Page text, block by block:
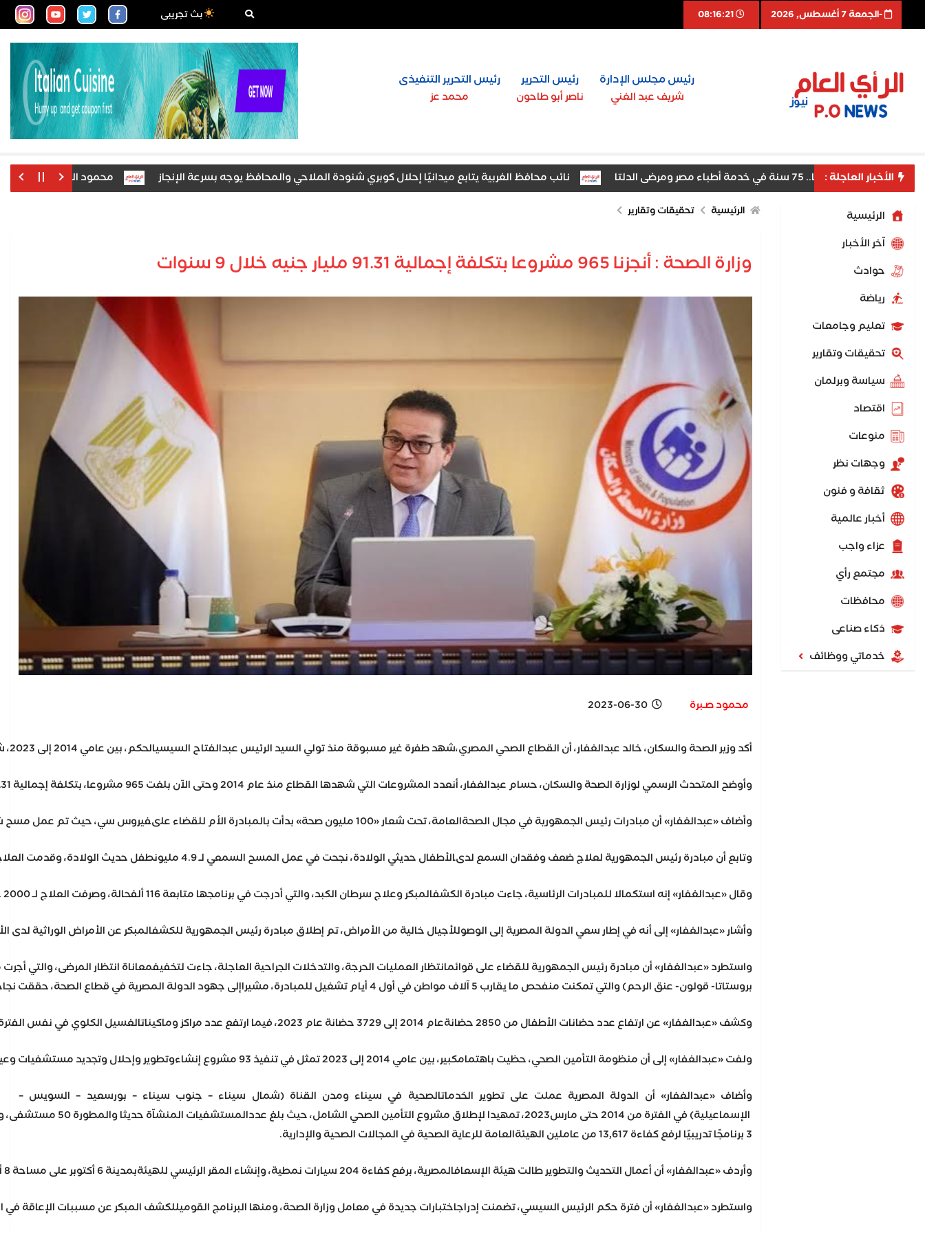
-الجمعة 7 أغسطس, 2026 08:16:22 بث تجريبى
رئيس مجلس الإدارة
شريف عبد الغني
رئيس التحرير
ناصر أبو طاحون
رئيس التحرير التنفيذى
محمد عز
الأخبار العاجلة :
75 سنة في خدمة أطباء مصر ومرضى الدلتا نائب محافظ الغربية يتابع ميدانيًا إحلال كوبري شنودة الملاحي والمحافظ يوجه بسرعة الإنجاز محمود الشاذلي يكتب: بسيون
الرئيسية
اّخر الأخبار
حوادث
رياضة
تعليم وجامعات
تحقيقات وتقارير
سياسة وبرلمان
اقتصاد
منوعات
وجهات نظر
ثقافة و فنون
أخبار عالمية
عزاء واجب
مجتمع رأي
محافظات
ذكاء صناعى
خدماتي ووظائف
الرئيسية تحقيقات وتقارير
وزارة الصحة : أنجزنا 965 مشروعا بتكلفة إجمالية 91.31 مليار جنيه خلال 9 سنوات
محمود صـبرة 2023-06-30
أكد وزير الصحة والسكان، خالد عبدالغفار، أن القطاع الصحي المصري،شهد طفرة غير مسبوقة منذ تولي السيد الرئيس عبدالفتاح السيسيالحكم، بين عامي 2014 إلى 2023، شملت جميع المجالات، سواء فيالبناء أو التطوير أو العلاج، وكانت في مجملها، تسعى إلى الارتقاءبمستوى جودة حياة المواطن، وبناء الإنسان المصري، وتحقيق رؤية«مصر 2030».
وأوضح المتحدث الرسمي لوزارة الصحة والسكان، حسام عبدالغفار، أنعدد المشروعات التي شهدها القطاع منذ عام 2014 وحتى الآن بلغت 965 مشروعا، بتكلفة إجمالية 91.31 مليار جنيه، بينهم296 مشروع إنشاءجديد، بتكلفة 49,91 مليار جنيه، بالإضافة إلى669 مشروع تطوير،بتكلفة 41,40 مليار جنيه.
وأضاف «عبدالغفار» أن مبادرات رئيس الجمهورية في مجال الصحةالعامة، تحت شعار «100 مليون صحة» بدأت بالمبادرة الأم للقضاء علىفيروس سي، حيث تم عمل مسح شمل 64 مليون مواطن، عقبه علاج 4 ملايين مواطن، ثم جاءت مبادرة رئيس الجمهورية لعلاج أمراض سوءالتغذية بين أطفال المدارس، وتم مسح 45 مليون طفل، وتحويل 1.5 مليونطفل للمتابعة والتقييم والعلاج، موضحا أن المبادرة نجحت منذ إطلاقهافي خفض معدل انتشار الأنيميا بنسبة 25% لتأتي مبادرة رئيسالجمهورية لدعم صحة المرأة المصرية، والتي نجحت في تقديم 36 مليونخدمة ما بين الفحص والكشف المبكر عن أورام الثدي، والعلاج بالمجان،محققة طفرة كبيرة، تمثلت في ارتفاع نسبة اكتشاف المرض في مراحلهالأولى إلى 70% مقابل 58% اكتشاف للمرض في مراحل متأخرة قبلإطلاق المبادرة.
وتابع أن مبادرة رئيس الجمهورية لعلاج ضعف وفقدان السمع لدىالأطفال حديثي الولادة، نجحت في عمل المسح السمعي لـ 4.9 مليونطفل حديث الولادة، وقدمت العلاج الدوائي والفحوصات المتقدمة لـ11 ألف طفل، إلى جانب تركيب سماعات لـ 9610 أطفال، وتبعتها مبادرةرئيس الجمهورية للعناية بصحة الأم والجنين، والتي فحصت 2 مليونسيدة حامل، وحولت 29 ألف سيدة للعلاج والمتابعة، لتأتي مبادرة السيدرئيس الجمهورية لفحص وعلاج الأمراض المزمنة، التي تمكنت من فحص32 مليون مواطن، ثم مبادرة رئيس الجمهورية للكشف المبكر عن الاعتلالالكلوي، التي تمكنت من فحص 6 ملايين مواطن، وقامت بتحويل 3 ملايين حالة للمتابعة والعلاج.
وقال «عبدالغفار» إنه استكمالا للمبادرات الرئاسية، جاءت مبادرة الكشفالمبكر وعلاج سرطان الكبد، والتي أدرجت في برنامجها متابعة 116 ألفحالة، وصرفت العلاج لـ 2000 حالة، مضيفا أن المبادرات الرئاسيةتضمنت مبادرة رعاية كبار السن، والتي تمكنت من مسح 740 ألف مواطنمن كبار السن، وأحالت 34 ألف مواطن للمتابعة والعلاج.
وأشار «عبدالغفار» إلى أنه في إطار سعي الدولة المصرية إلى الوصوللأجيال خالية من الأمراض، تم إطلاق مبادرة رئيس الجمهورية للكشفالمبكر عن الأمراض الوراثية لدى الأطفال حديثي الولادة، وتم مسح 287 ألف طفل حديث الولادة في الحضانات، وكذلك مبادرة رئيس الجمهوريةلفحص المقبلين على
بروستاتا- قولون- عنق الرحم) والتي تمكنت منفحص ما يقارب 5 آلاف مواطن في أول 4 أيام تشغيل للمبادرة، مشيراإلى جهود الدولة المصرية في قطاع الصحة، حققت نجاحا ملموسا، تمثلفي ارتفاع متوسط عمر الفرد من 69.8 إلى 71.8 عاما، كما انخفض معدلوفيات الأمهات إلى 17 حالة لكل 100 ألف أم، إلى جانب انخفاض معدلوفيات الأطفال حديثي الولادة إلى 10.02 لكل 1000 مولود.
وكشف «عبدالغفار» عن ارتفاع عدد حضانات الأطفال من 2850 حضانةعام 2014 إلى 3729 حضانة عام 2023، فيما ارتفع عدد مراكز وماكيناتالغسيل الكلوي في نفس الفترة من 276 مركزا، يضم 5489 ماكينة، إلى396 مركزا يضم 12639 ماكينة، مضيفا أن عدد وحدات الرعاية الأولية بلغ5421 وحدة، يجري تطويرهم، ضمن مبادرة الرئيس عبدالفتاح السيسي«حياة كريمة»، حيث تشمل المرحلة الأولى تطوير 1115 وحدة، تم إنهاءالعمل في 475 وحدة منهم، بنسبة تنفيذ تجاوزت الـ90%.
ولفت «عبدالغفار» إلى أن منظومة التأمين الصحي، حظيت باهتمامكبير، بين عامي 2014 إلى 2023 تمثل في تنفيذ 93 مشروع إنشاءوتطوير وإحلال وتجديد مستشفيات وعيادات، بتكلفة 841 مليون و935 ألف و578 جنيه، كما ارتفع عدد المواطنين المؤمن عليهم صحياً من 50 مليون و194 ألف و67 مواطن منتفع، إلى 53 مليون و731 ألف و815 مواطن منتفع، فضلاً عن 15 مليون و279 ألف و912 مواطن من الفئاتالجديدة التي تم إدراجها تحت مظلة التأمين شملت (الفلاحين والعمال،أصحاب الأعمال، سائقي التاكسي والميكروباص، فئات العمالة غيرمنتظمة من الصيادين، أعضاء النقابات المهنية، عمال المناجم والمحاجروالمقاولات وعمال النقل والشحن).
وأضاف «عبدالغفار» أن الدولة المصرية عملت على تطوير الخدماتالصحية في سيناء ومدن القناة (شمال سيناء – جنوب سيناء – بورسعيد – السويس –
3 برنامجًا تدريبيًا لرفع كفاءة 13,617 من عاملين الهيئةالعامة للرعاية الصحية في المجالات الصحية والإدارية.
وأردف «عبدالغفار» أن أعمال التحديث والتطوير طالت هيئة الإسعافالمصرية، برفع كفاءة 204 سيارات نمطية، وإنشاء المقر الرئيسي للهيئةبمدينة 6 أكتوبر على مساحة 8 أفدنة، لاستيعاب عدد الموظفين العاملينبالهيئة، وتم تطوير 118 وحدة إسعاف، كمرحلة أولى بجميع المحافظات،كما تم إنشاء 8 أبراج اتصالات، وتطوير ورفع كفاءة 9 أبراج على مستوىالمحافظات، وتوريد 813 عربة إسعاف مجهزة وحديثة لتقديم خدمةإسعافية متميزة، و11 لانش إسعاف نهري، وإنشاء غرفة التحكم فيالبلاغات الإسعافية الرئيسية والاحتياطية لإدارة (أنظمة البلاغات، أنظمةالأطقم الإسعافية، أنظمة السيارات والمٌعدات الخاصه بها) وبلغ عددتمركزات الإسعاف في المحافظات 1972 تمركزا، بينما بلغ عدد السياراتالمزودة بجهاز تنفس صناعي 538 سيارة، تدعمها 1841 أسطوانةأكسجين، فيما تم تجهيز 96 سيارة بحضانات متنقلة، و89 جهاز تنفسصناعي للأطفال المبتسرين، وجاري توريد 50 حضانة جديدة.
واستطرد «عبدالغفار» أن فترة حكم الرئيس السيسي، تضمنت إدراجاختبارات جديدة في معامل وزارة الصحة، ومنها البرنامج القوميللكشف المبكر عن مسببات الإعاقة في الأطفال حديثي الولادة، بجانبالكشف المبكر عن نقص هرمون الغدة الدرقية، لجميع المواليد، ليصبحإجمالي عدد